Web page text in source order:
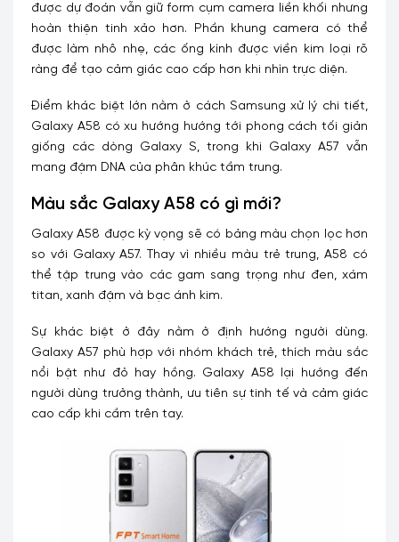
được dự đoán vẫn giữ form cụm camera liền khối nhưng
hoàn thiện tinh xảo hơn. Phần khung camera có thể
được làm nhô nhẹ, các ống kính được viền kim loại rõ
ràng để tạo cảm giác cao cấp hơn khi nhìn trực diện.
Điểm khác biệt lớn nằm ở cách Samsung xử lý chi tiết,
Galaxy A58 có xu hướng hướng tới phong cách tối giản
giống các dòng Galaxy S, trong khi Galaxy A57 vẫn
mang đậm DNA của phân khúc tầm trung.
Màu sắc Galaxy A58 có gì mới?
Galaxy A58 được kỳ vọng sẽ có bảng màu chọn lọc hơn
so với Galaxy A57. Thay vì nhiều màu trẻ trung, A58 có
thể tập trung vào các gam sang trọng như đen, xám
titan, xanh đậm và bạc ánh kim.
Sự khác biệt ở đây nằm ở định hướng người dùng.
Galaxy A57 phù hợp với nhóm khách trẻ, thích màu sắc
nổi bật như đỏ hay hồng. Galaxy A58 lại hướng đến
người dùng trưởng thành, ưu tiên sự tinh tế và cảm giác
cao cấp khi cầm trên tay.